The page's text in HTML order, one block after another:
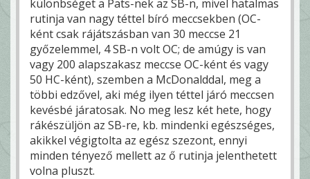
különbséget a Pats-nek az SB-n, mivel hatalmas
rutinja van nagy téttel bíró meccsekben (OC-
ként csak rájátszásban van 30 meccse 21
győzelemmel, 4 SB-n volt OC; de amúgy is van
vagy 200 alapszakasz meccse OC-ként és vagy
50 HC-ként), szemben a McDonalddal, meg a
többi edzővel, aki még ilyen téttel járó meccsen
kevésbé járatosak. No meg lesz két hete, hogy
rákészüljön az SB-re, kb. mindenki egészséges,
akikkel végigtolta az egész szezont, ennyi
minden tényező mellett az ő rutinja jelenthetett
volna pluszt.